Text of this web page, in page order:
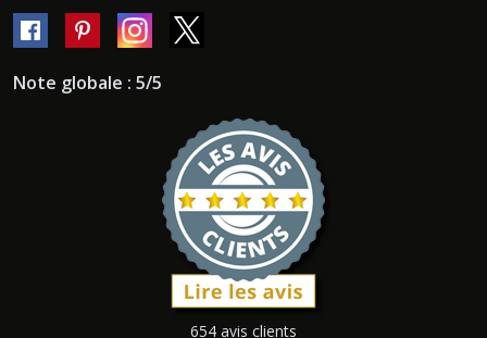
Note globale : 5/5
654 avis clients